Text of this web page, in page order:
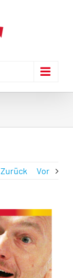
Zurück Vor